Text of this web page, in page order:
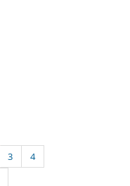
3
4